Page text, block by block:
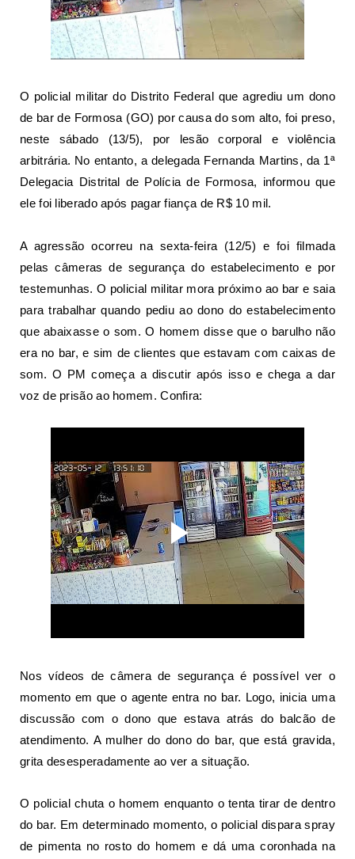
O policial militar do Distrito Federal que agrediu um dono
de bar de Formosa (GO) por causa do som alto, foi preso,
neste sábado (13/5), por lesão corporal e violência
arbitrária. No entanto, a delegada Fernanda Martins, da 1ª
Delegacia Distrital de Polícia de Formosa, informou que
ele foi liberado após pagar fiança de R$ 10 mil.
A agressão ocorreu na sexta-feira (12/5) e foi filmada
pelas câmeras de segurança do estabelecimento e por
testemunhas. O policial militar mora próximo ao bar e saia
para trabalhar quando pediu ao dono do estabelecimento
que abaixasse o som. O homem disse que o barulho não
era no bar, e sim de clientes que estavam com caixas de
som. O PM começa a discutir após isso e chega a dar
voz de prisão ao homem. Confira:
Nos vídeos de câmera de segurança é possível ver o
momento em que o agente entra no bar. Logo, inicia uma
discussão com o dono que estava atrás do balcão de
atendimento. A mulher do dono do bar, que está gravida,
grita desesperadamente ao ver a situação.
O policial chuta o homem enquanto o tenta tirar de dentro
do bar. Em determinado momento, o policial dispara spray
de pimenta no rosto do homem e dá uma coronhada na